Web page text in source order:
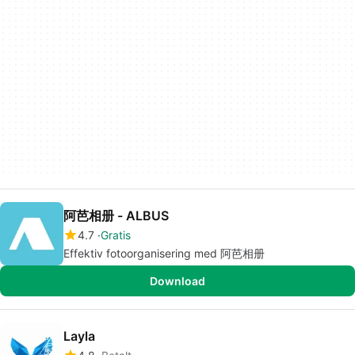
阿芭相册 - ALBUS
4.7 Gratis
Effektiv fotoorganisering med 阿芭相册
Download
Layla